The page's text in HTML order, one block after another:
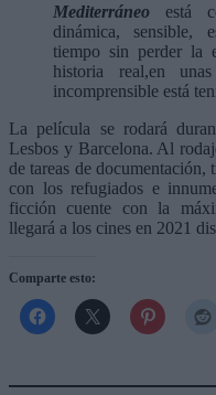
Mediterráneo
está
dinámica, sensible,
tiempo sin perder la
historia real,en
incomprensible está
La película se rodará
Lesbos y Barcelona. Al
de tareas de documentación,
con los refugiados e
ficción cuente con la
llegará a los cines en 2021
Comparte esto: